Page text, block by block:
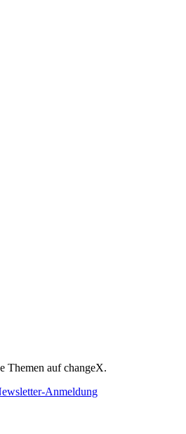
Themen auf changeX.
Anmeldung